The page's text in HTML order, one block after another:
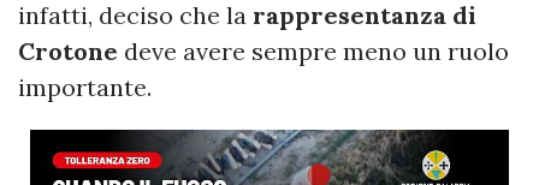
infatti, deciso che la rappresentanza di
Crotone deve avere sempre meno un ruolo
importante.